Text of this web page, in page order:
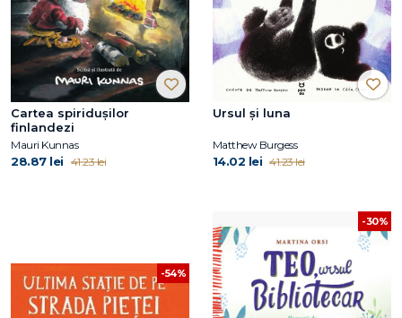
Cartea spiridușilor
finlandezi
Mauri Kunnas
28.87 lei 41.23 lei
Ursul și luna
Matthew Burgess
14.02 lei 41.23 lei
-54%
-30%